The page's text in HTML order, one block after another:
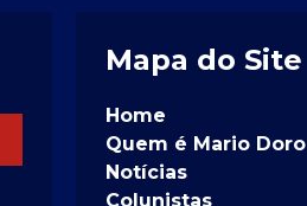
Mapa do Site
Home
Quem é Mario Doro
Notícias
Colunistas